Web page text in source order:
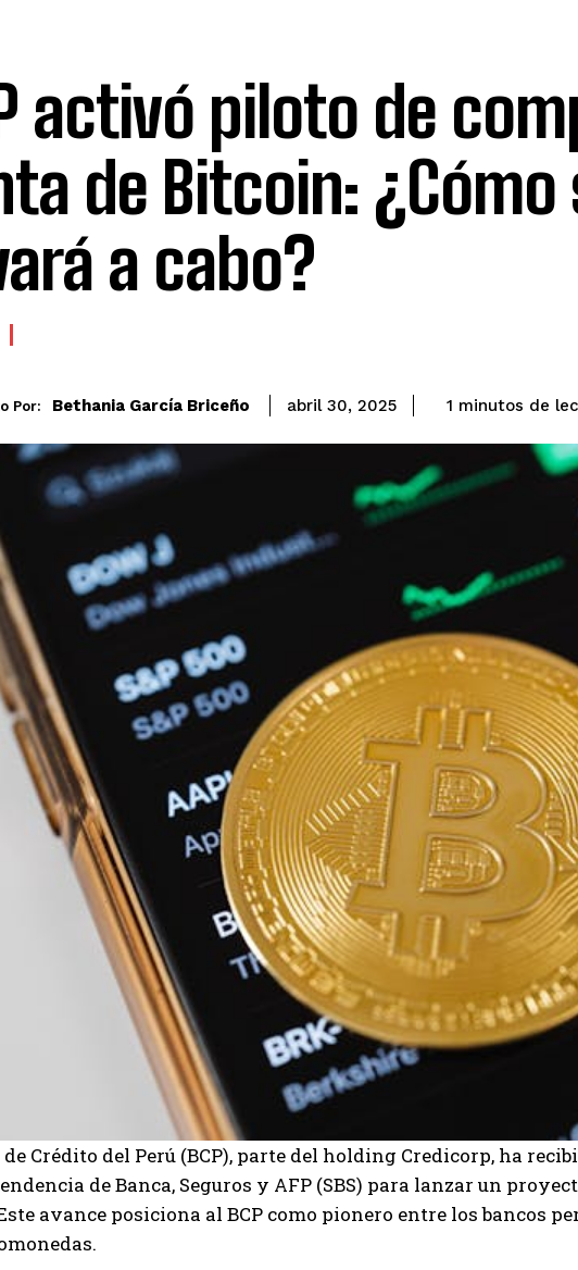
activó piloto de
de Bitcoin: ¿Cómo
a cabo?
Por: Bethania García Briceño abril 30, 2025 1 minutos de
de Crédito del Perú (BCP), parte del holding Credicorp, ha
de Banca, Seguros y AFP (SBS) para lanzar un
avance posiciona al BCP como pionero entre los bancos